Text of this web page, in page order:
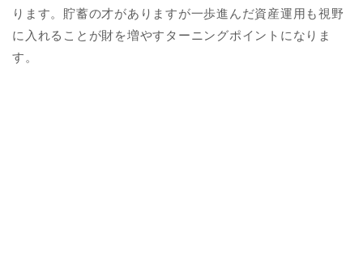
ります。貯蓄の才がありますが一歩進んだ資産運用も視野
に入れることが財を増やすターニングポイントになりま
す。